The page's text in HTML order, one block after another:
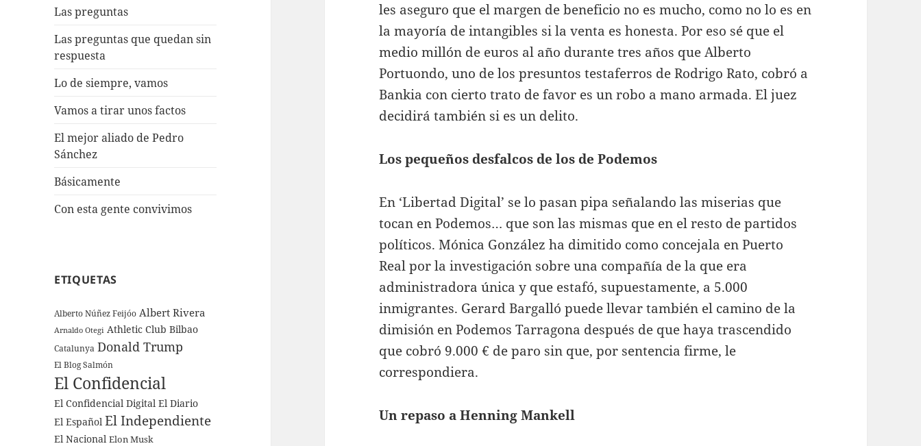
Las preguntas
Las preguntas que quedan sin
respuesta
Lo de siempre, vamos
Vamos a tirar unos factos
El mejor aliado de Pedro
Sánchez
Básicamente
Con esta gente convivimos
ETIQUETAS
Alberto Núñez Feijóo Albert Rivera
Arnaldo Otegi Athletic Club Bilbao
Catalunya Donald Trump
El Blog Salmón
El Confidencial
El Confidencial Digital El Diario
El Español El Independiente
El Nacional Elon Musk
les aseguro que el margen de beneficio no es mucho, como no lo es en
la mayoría de intangibles si la venta es honesta. Por eso sé que el
medio millón de euros al año durante tres años que Alberto
Portuondo, uno de los presuntos testaferros de Rodrigo Rato, cobró a
Bankia con cierto trato de favor es un robo a mano armada. El juez
decidirá también si es un delito.
Los pequeños desfalcos de los de Podemos
En ‘Libertad Digital’ se lo pasan pipa señalando las miserias que
tocan en Podemos… que son las mismas que en el resto de partidos
políticos. Mónica González ha dimitido como concejala en Puerto
Real por la investigación sobre una compañía de la que era
administradora única y que estafó, supuestamente, a 5.000
inmigrantes. Gerard Bargalló puede llevar también el camino de la
dimisión en Podemos Tarragona después de que haya trascendido
que cobró 9.000 € de paro sin que, por sentencia firme, le
correspondiera.
Un repaso a Henning Mankell